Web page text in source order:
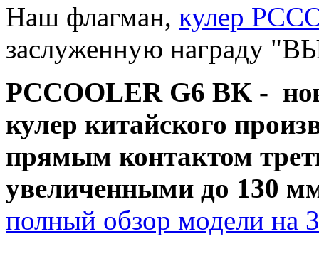
Наш флагман, кулер
заслуженную награду
PCCOOLER G6 BK -
кулер китайского
прямым контактом
увеличенными до 130
полный обзор модели на